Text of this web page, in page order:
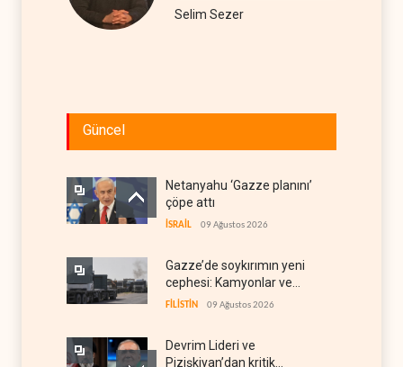
Selim Sezer
Güncel
Netanyahu ‘Gazze planını’
çöpe attı
İSRAİL 09 Ağustos 2026
Gazze’de soykırımın yeni
cephesi: Kamyonlar ve
sürücüler de hedefte
FİLİSTİN 09 Ağustos 2026
Devrim Lideri ve
Pizişkiyan’dan kritik